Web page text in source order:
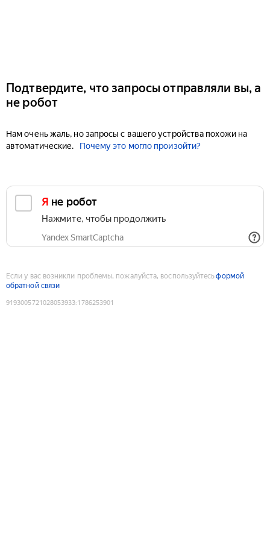
Подтвердите, что запросы отправляли вы, а
не робот
Нам очень жаль, но запросы с вашего устройства похожи на
автоматические.
Почему это могло произойти?
Я не робот
Нажмите, чтобы продолжить
Yandex SmartCaptcha
Если у вас возникли проблемы, пожалуйста, воспользуйтесьформой
обратной связи
9193005721028053933:1786253901